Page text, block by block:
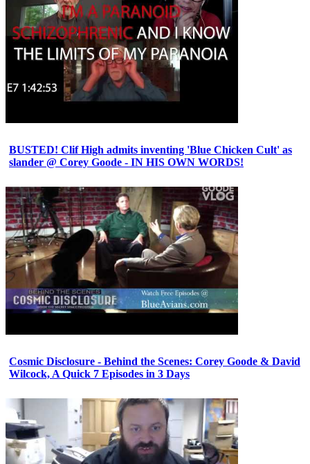
BUSTED! Clif High admits inventing 'Blue Chicken Cult' as
slander @ Corey Goode - IN HIS OWN WORDS!
Cosmic Disclosure - Behind the Scenes: Corey Goode & David
Wilcock, A Quick 7 Episodes in 3 Days